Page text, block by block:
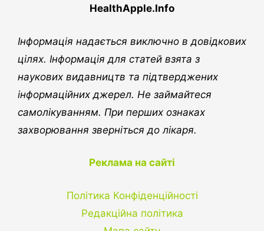
HealthApple.Info
Інформація надається виключно в довідкових
цілях. Інформація для статей взята з
наукових видавництв та підтверджених
інформаційних джерел. Не займайтеся
самолікуванням. При перших ознаках
захворювання зверніться до лікаря.
Реклама на сайті
Політика Конфіденційності
Редакційна політика